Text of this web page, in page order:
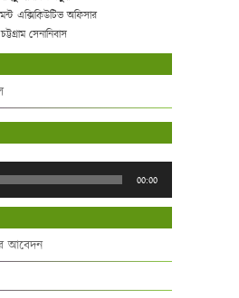
এক্সিকিউটিভ অফিসার
চট্টগ্রাম সেনানিবাস
00:00
আবেদন